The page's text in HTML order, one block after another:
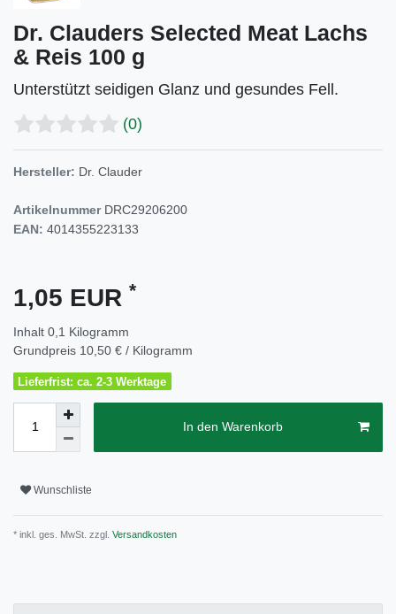
Dr. Clauders Selected Meat Lachs
& Reis 100 g
Unterstützt seidigen Glanz und gesundes Fell.
(0)
Hersteller: Dr. Clauder
Artikelnummer DRC29206200
EAN: 4014355223133
1,05 EUR *
Inhalt 0,1 Kilogramm
Grundpreis 10,50 € / Kilogramm
Lieferfrist: ca. 2-3 Werktage
In den Warenkorb
Wunschliste
* inkl. ges. MwSt. zzgl. Versandkosten